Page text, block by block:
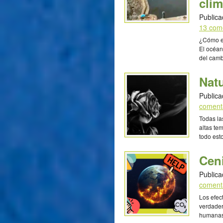
13
¿Cómo
El
del
Todas
altas
todo
Los